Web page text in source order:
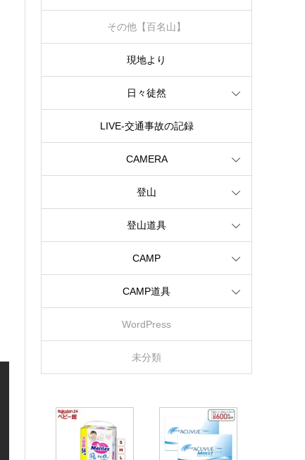
その他【百名山】
現地より
日々徒然
LIVE‐交通事故の記録
CAMERA
登山
登山道具
CAMP
CAMP道具
WordPress
未分類